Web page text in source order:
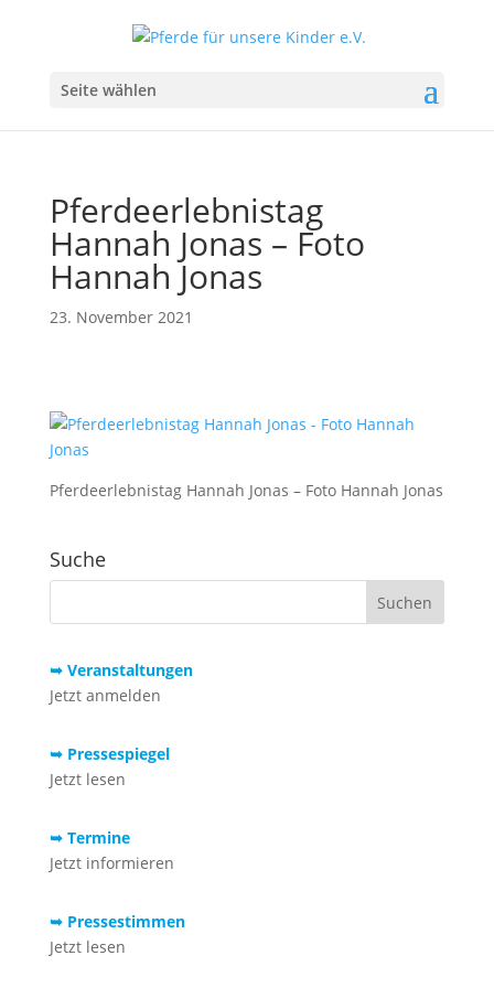
Seite wählen
Pferdeerlebnistag
Hannah Jonas – Foto
Hannah Jonas
23. November 2021
Pferdeerlebnistag Hannah Jonas – Foto Hannah Jonas
Suche
➥ Veranstaltungen
Jetzt anmelden
➥ Pressespiegel
Jetzt lesen
➥ Termine
Jetzt informieren
➥ Pressestimmen
Jetzt lesen